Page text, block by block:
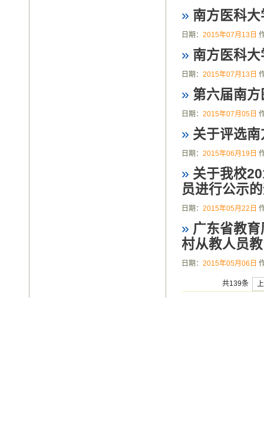
» 南方医科
日期： 2015年07月13日
» 南方医科
日期： 2015年07月13日
» 第六届南
日期： 2015年07月05日
» 关于评选
日期： 2015年06月19日
» 关于我校
员进行公示
日期： 2015年05月22日
» 广东省教
村从教人员
日期： 2015年05月06日
共139条